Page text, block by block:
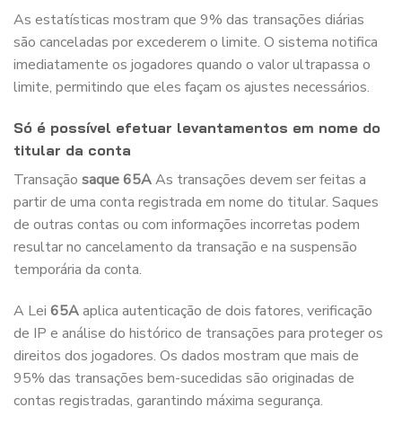
As estatísticas mostram que 9% das transações diárias
são canceladas por excederem o limite. O sistema notifica
imediatamente os jogadores quando o valor ultrapassa o
limite, permitindo que eles façam os ajustes necessários.
Só é possível efetuar levantamentos em nome do
titular da conta
Transação saque 65AAs transações devem ser feitas a
partir de uma conta registrada em nome do titular. Saques
de outras contas ou com informações incorretas podem
resultar no cancelamento da transação e na suspensão
temporária da conta.
A Lei 65Aaplica autenticação de dois fatores, verificação
de IP e análise do histórico de transações para proteger os
direitos dos jogadores. Os dados mostram que mais de
95% das transações bem-sucedidas são originadas de
contas registradas, garantindo máxima segurança.